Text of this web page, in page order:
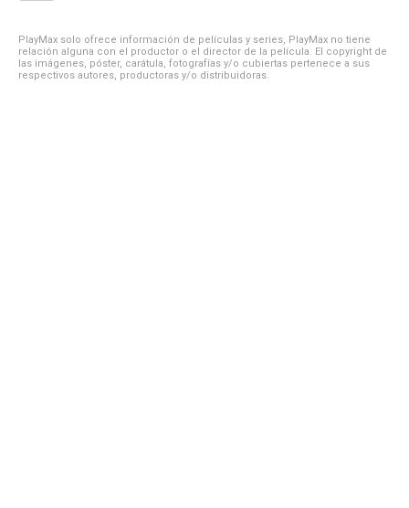
PlayMax solo ofrece información de películas y series, PlayMax no tiene
relación alguna con el productor o el director de la película. El copyright de
las imágenes, póster, carátula, fotografías y/o cubiertas pertenece a sus
respectivos autores, productoras y/o distribuidoras.